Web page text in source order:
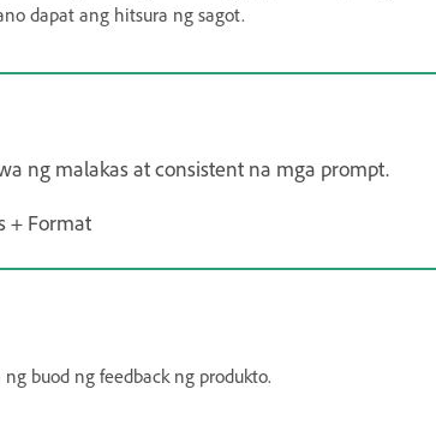
dapat ang hitsura ng sagot.
ng malakas at consistent na mga prompt.
+ Format
ng buod ng feedback ng produkto.